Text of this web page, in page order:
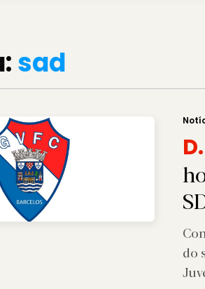
sad
D.
do